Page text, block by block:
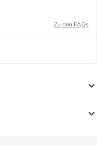
Zu den FAQs